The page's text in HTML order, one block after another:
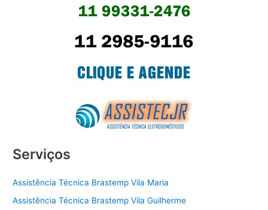
Serviços
Assistência Técnica Brastemp Vila Maria
Assistência Técnica Brastemp Vila Guilherme